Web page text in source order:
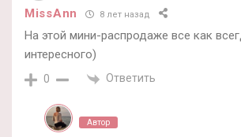
MissAnn 8 лет назад
На этой мини-распродаже все как
интересного)
0 Ответить
Автор